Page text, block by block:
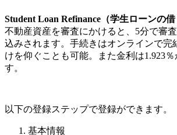
Student Loan Refinance（学生ローンの借
不動産資産を審査にかけると、5分で審
込みされます。手続きはオンラインで完
けを仰ぐことも可能。また金利は1.923
す。
以下の登録ステップで登録ができます。
基本情報